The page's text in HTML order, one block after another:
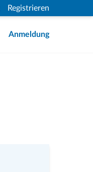
Registrieren
Anmeldung